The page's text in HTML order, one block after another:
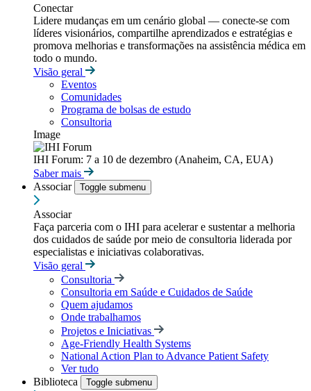
Conectar
Lidere mudanças em um cenário global — conecte-se com
líderes visionários, compartilhe aprendizados e estratégias e
promova melhorias e transformações na assistência médica em
todo o mundo.
Visão geral
Eventos
Comunidades
Programa de bolsas de estudo
Consultoria
Image
IHI Forum: 7 a 10 de dezembro (Anaheim, CA, EUA)
Saber mais
Associar
Toggle submenu
Associar
Faça parceria com o IHI para acelerar e sustentar a melhoria
dos cuidados de saúde por meio de consultoria liderada por
especialistas e iniciativas colaborativas.
Visão geral
Consultoria
Consultoria em Saúde e Cuidados de Saúde
Quem ajudamos
Onde trabalhamos
Projetos e Iniciativas
Age-Friendly Health Systems
National Action Plan to Advance Patient Safety
Ver tudo
Biblioteca
Toggle submenu